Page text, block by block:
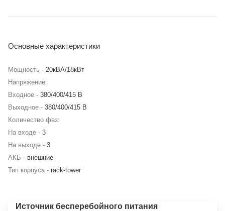
Основные характеристики
Мощность - 20кВА/18кВт
Напряжение:
Входное - 380/400/415 В
Выходное - 380/400/415 В
Количество фаз:
На входе - 3
На выходе - 3
АКБ - внешние
Тип корпуса - rack-tower
Источник бесперебойного питания